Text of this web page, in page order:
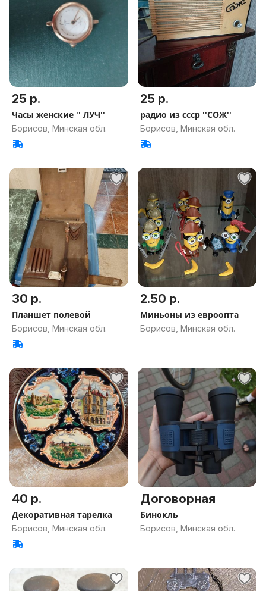
25 р.
Часы женские '' ЛУЧ''
Борисов, Минская обл.
25 р.
радио из ссср ''СОЖ''
Борисов, Минская обл.
30 р.
Планшет полевой
Борисов, Минская обл.
2.50 р.
Миньоны из евроопта
Борисов, Минская обл.
40 р.
Декоративная тарелка
Борисов, Минская обл.
Договорная
Бинокль
Борисов, Минская обл.